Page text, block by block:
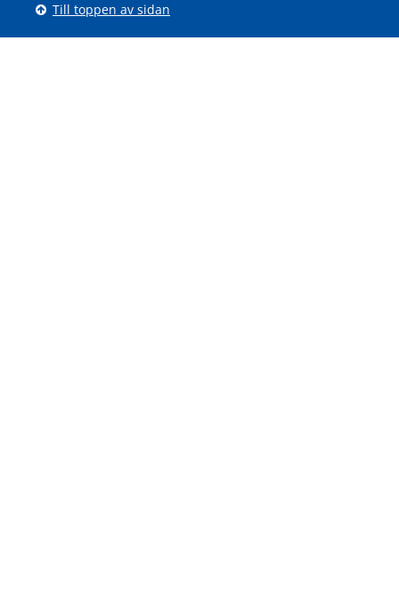
Till toppen av sidan